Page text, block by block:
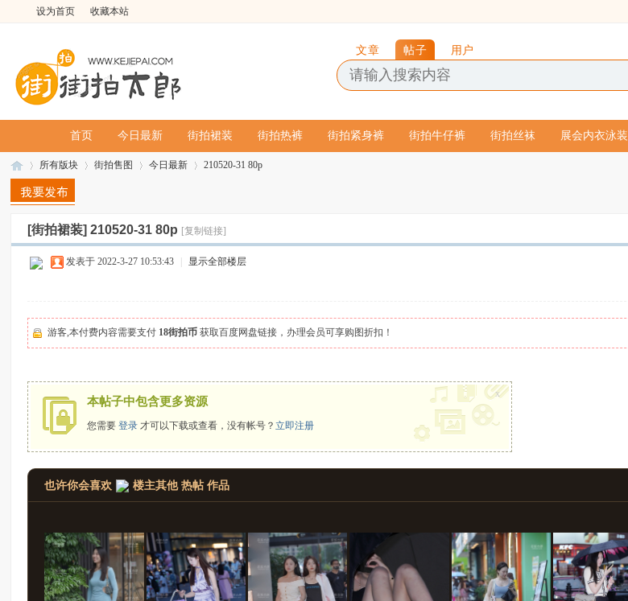
设为首页 收藏本站
文章 帖子 用户
首页 今日最新 街拍裙装 街拍热裤 街拍紧身裤 街拍牛仔裤 街拍丝袜 展会内衣泳装
»
所有版块
›
街拍售图
›
今日最新
›
210520-31 80p
[街拍裙装]210520-31 80p [复制链接]
发表于 2022-3-27 10:53:43 显示全部楼层
游客,本付费内容需要支付 18街拍币 获取百度网盘链接，办理会员可享购图折扣！
本帖子中包含更多资源
您需要登录 才可以下载或查看，没有帐号？立即注册
x
也许你会喜欢 楼主其他 热帖 作品